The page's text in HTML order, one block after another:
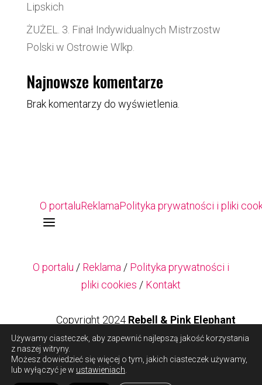
Lipskich
ŻUŻEL. 3. Finał Indywidualnych Mistrzostw
Polski w Ostrowie Wlkp.
Najnowsze komentarze
Brak komentarzy do wyświetlenia.
O portaluReklamaPolityka prywatności i pliki
a
O portalu / Reklama / Polityka prywatności i
pliki cookies / Kontakt
Copyright 2024 Rebell & Pink Elephant
Copyright 2024Rebell & Pink Elephant
Używamy ciasteczek, aby zapewnić najlepszą jakość korzystania
z naszej witryny.
Możesz dowiedzieć się więcej o tym, jakich ciasteczek używamy,
lub wyłączyć je w ustawieniach